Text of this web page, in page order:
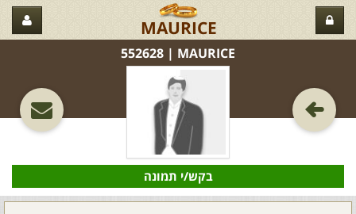
MAURICE
MAURICE‏ | 552628
בקש/י תמונה